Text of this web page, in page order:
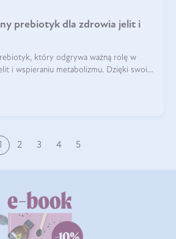
prebiotyk dla zdrowia jelit i
który odgrywa ważną rolę w
i wspieraniu metabolizmu. Dzięki swoim
2 3 4 5